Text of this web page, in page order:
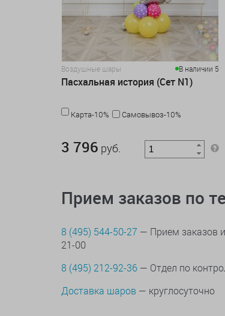
Воздушные шары В наличии 5
Пасхальная история (Сет N1)
Карта-10%
Самовывоз-10%
3 796 руб.
Прием заказов по
8 (495) 544-50-27 — Прием заказов
21-00
8 (495) 212-92-36 — Отдел по
Доставка шаров — круглосуточно